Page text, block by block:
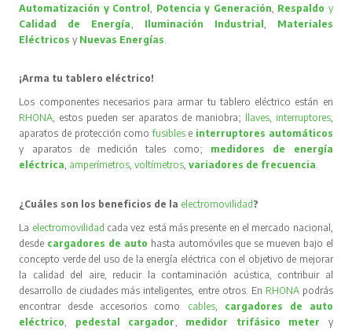
Automatización y Control, Potencia y Generación, Respaldo y
Calidad de Energía, Iluminación Industrial , Materiales
Eléctricos y Nuevas Energías.
¡Arma tu tablero eléctrico!
Los componentes necesarios para armar tu tablero eléctrico están en
RHONA, estos pueden ser aparatos de maniobra; llaves, interruptores,
aparatos de protección comofusibles e interruptores automáticos
y aparatos de medición tales como; medidores de energía
eléctrica, amperímetros,voltímetros,variadores de frecuencia.
¿Cuáles son los beneficios de la electromovilidad ?
La electromovilidad cada vez está más presente en el mercado nacional,
desde cargadores de auto hasta automóviles que se mueven bajo el
concepto verde del uso de la energía eléctrica con el objetivo de mejorar
la calidad del aire, reducir la contaminación acústica, contribuir al
desarrollo de ciudades más inteligentes, entre otros. En RHONA podrás
encontrar desde accesorios como cables, cargadores de auto
eléctrico, pedestal cargador, medidor trifásico meter
y